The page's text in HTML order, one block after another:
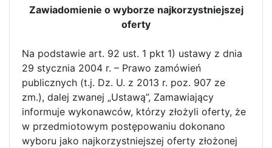
Zawiadomienie o wyborze najkorzystniejszej
oferty
Na podstawie art. 92 ust. 1 pkt 1) ustawy z dnia
29 stycznia 2004 r. – Prawo zamówień
publicznych (t.j. Dz. U. z 2013 r. poz. 907 ze
zm.), dalej zwanej „Ustawą”, Zamawiający
informuje wykonawców, którzy złożyli oferty, że
w przedmiotowym postępowaniu dokonano
wyboru jako najkorzystniejszej oferty złożonej